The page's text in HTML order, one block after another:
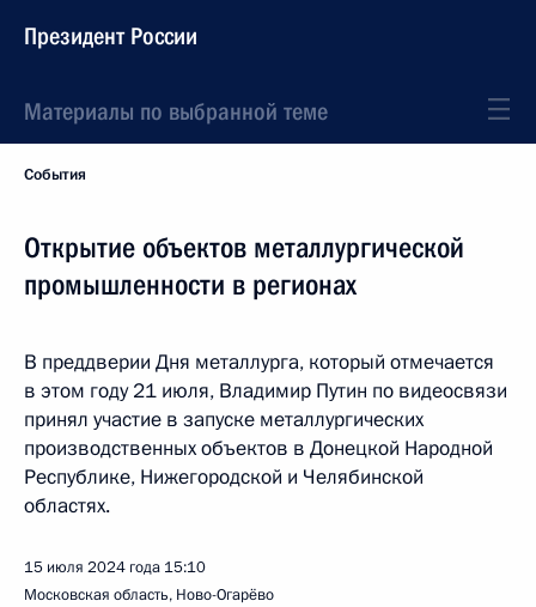
Президент России
Материалы по выбранной теме
События
Открытие объектов металлургической
промышленности в регионах
В преддверии Дня металлурга, который отмечается
в этом году 21 июля, Владимир Путин по видеосвязи
принял участие в запуске металлургических
производственных объектов в Донецкой Народной
Республике, Нижегородской и Челябинской
областях.
15 июля 2024 года 15:10
Московская область, Ново-Огарёво